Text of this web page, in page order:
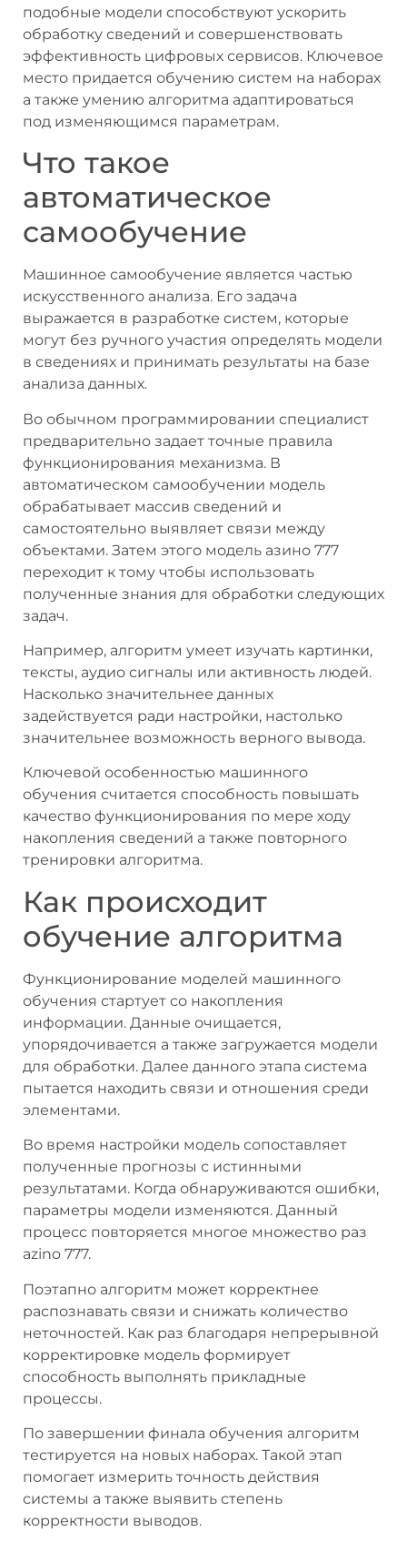
подобные модели способствуют ускорить
обработку сведений и совершенствовать
эффективность цифровых сервисов. Ключевое
место придается обучению систем на наборах
а также умению алгоритма адаптироваться
под изменяющимся параметрам.
Что такое
автоматическое
самообучение
Машинное самообучение является частью
искусственного анализа. Его задача
выражается в разработке систем, которые
могут без ручного участия определять модели
в сведениях и принимать результаты на базе
анализа данных.
Во обычном программировании специалист
предварительно задает точные правила
функционирования механизма. В
автоматическом самообучении модель
обрабатывает массив сведений и
самостоятельно выявляет связи между
объектами. Затем этого модель азино 777
переходит к тому чтобы использовать
полученные знания для обработки следующих
задач.
Например, алгоритм умеет изучать картинки,
тексты, аудио сигналы или активность людей.
Насколько значительнее данных
задействуется ради настройки, настолько
значительнее возможность верного вывода.
Ключевой особенностью машинного
обучения считается способность повышать
качество функционирования по мере ходу
накопления сведений а также повторного
тренировки алгоритма.
Как происходит
обучение алгоритма
Функционирование моделей машинного
обучения стартует со накопления
информации. Данные очищается,
упорядочивается а также загружается модели
для обработки. Далее данного этапа система
пытается находить связи и отношения среди
элементами.
Во время настройки модель сопоставляет
полученные прогнозы с истинными
результатами. Когда обнаруживаются ошибки,
параметры модели изменяются. Данный
процесс повторяется многое множество раз
azino 777.
Поэтапно алгоритм может корректнее
распознавать связи и снижать количество
неточностей. Как раз благодаря непрерывной
корректировке модель формирует
способность выполнять прикладные
процессы.
По завершении финала обучения алгоритм
тестируется на новых наборах. Такой этап
помогает измерить точность действия
системы а также выявить степень
корректности выводов.